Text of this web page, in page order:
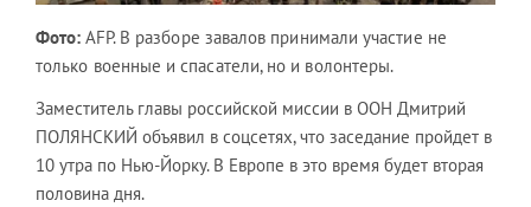
Фото: AFP. В разборе завалов принимали участие не
только военные и спасатели, но и волонтеры.
Заместитель главы российской миссии в ООН Дмитрий
ПОЛЯНСКИЙ объявил в соцсетях, что заседание пройдет в
10 утра по Нью-Йорку. В Европе в это время будет вторая
половина дня.